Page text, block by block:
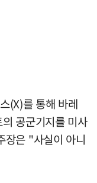
(X)를 통해 바레
공군기지를 미사
장은 "사실이 아니